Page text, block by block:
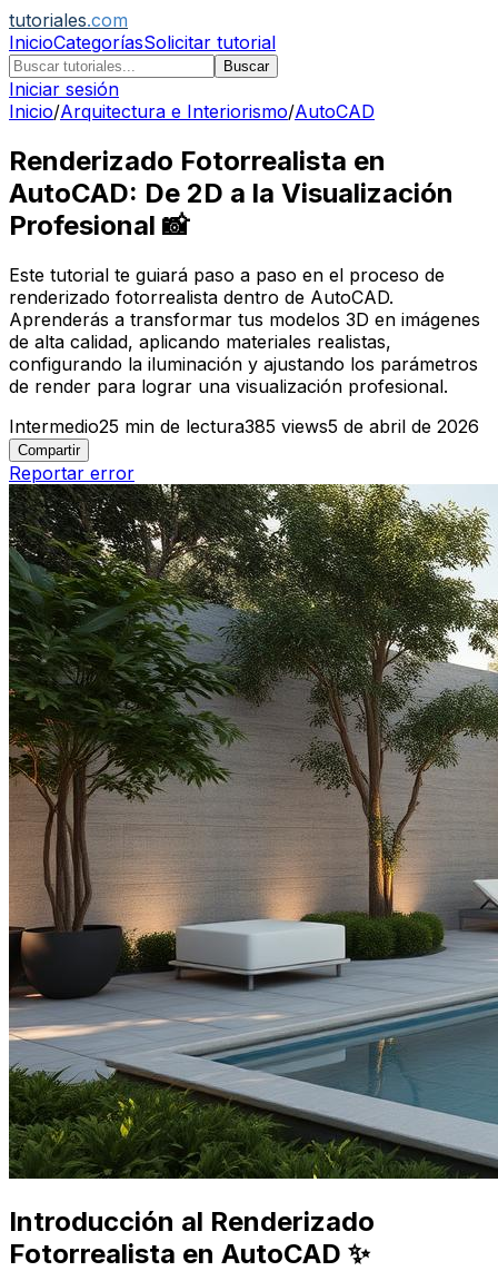
tutoriales.com
InicioCategoríasSolicitar tutorial
Buscar
Iniciar sesión
Inicio/Arquitectura e Interiorismo/AutoCAD
Renderizado Fotorrealista en
AutoCAD: De 2D a la Visualización
Profesional 📸
Este tutorial te guiará paso a paso en el proceso de
renderizado fotorrealista dentro de AutoCAD.
Aprenderás a transformar tus modelos 3D en imágenes
de alta calidad, aplicando materiales realistas,
configurando la iluminación y ajustando los parámetros
de render para lograr una visualización profesional.
Intermedio25 min de lectura385 views5 de abril de 2026
Compartir
Reportar error
Introducción al Renderizado
Fotorrealista en AutoCAD ✨